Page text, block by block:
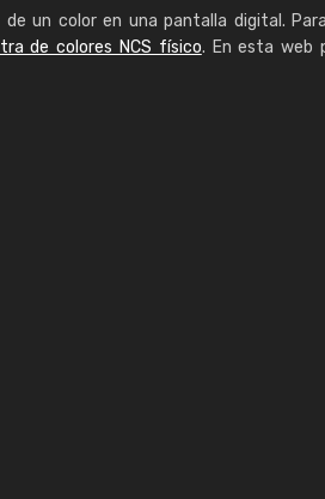
un color en una pantalla digital.
de colores NCS físico. En esta web